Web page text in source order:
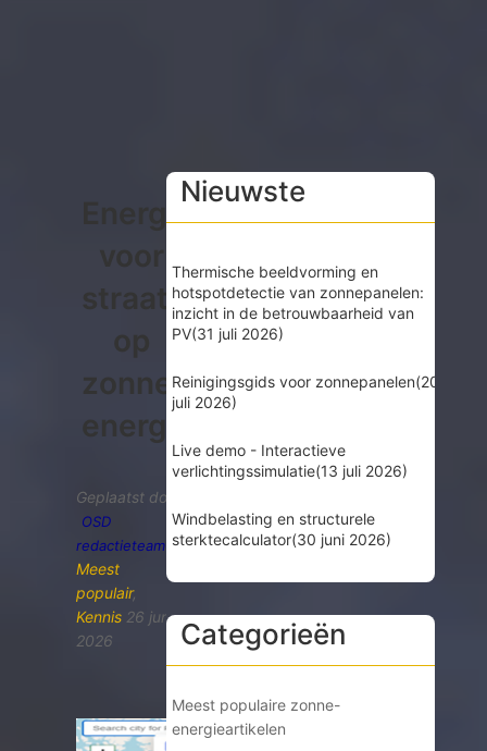
Energiecalculator
voor
straatlantaarns
op
zonne-
energie
Geplaatst door
OSD
redactieteam
Meest
populair,
Kennis 26 juni
2026
Nieuwste
Thermische beeldvorming en
hotspotdetectie van zonnepanelen:
inzicht in de betrouwbaarheid van
PV(31 juli 2026)
Reinigingsgids voor zonnepanelen(20
juli 2026)
Live demo - Interactieve
verlichtingssimulatie(13 juli 2026)
Windbelasting en structurele
sterktecalculator(30 juni 2026)
Categorieën
Meest populaire zonne-
energieartikelen